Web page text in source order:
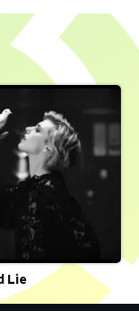
Lie